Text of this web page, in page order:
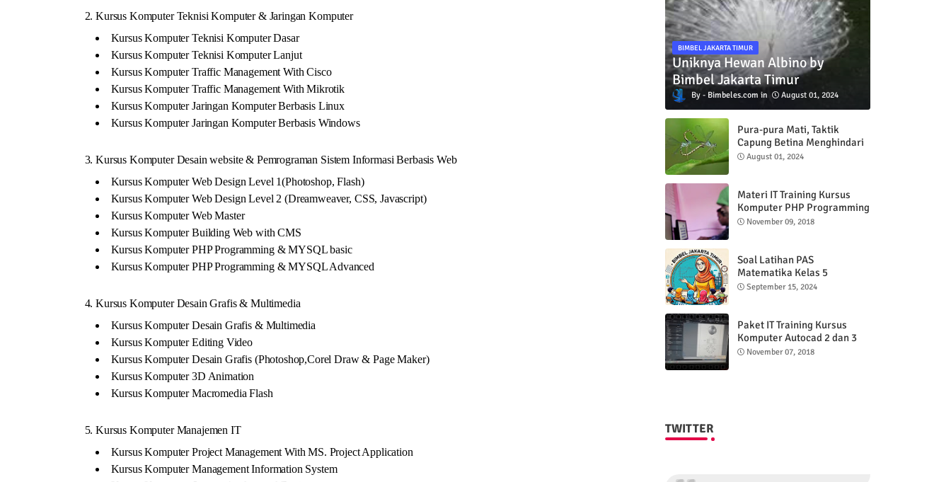
2. Kursus Komputer Teknisi Komputer & Jaringan Komputer
Kursus Komputer Teknisi Komputer Dasar
Kursus Komputer Teknisi Komputer Lanjut
Kursus Komputer Traffic Management With Cisco
Kursus Komputer Traffic Management With Mikrotik
Kursus Komputer Jaringan Komputer Berbasis Linux
Kursus Komputer Jaringan Komputer Berbasis Windows
3. Kursus Komputer Desain website & Pemrograman Sistem Informasi Berbasis Web
Kursus Komputer Web Design Level 1(Photoshop, Flash)
Kursus Komputer Web Design Level 2 (Dreamweaver, CSS, Javascript)
Kursus Komputer Web Master
Kursus Komputer Building Web with CMS
Kursus Komputer PHP Programming & MYSQL basic
Kursus Komputer PHP Programming & MYSQL Advanced
4. Kursus Komputer Desain Grafis & Multimedia
Kursus Komputer Desain Grafis & Multimedia
Kursus Komputer Editing Video
Kursus Komputer Desain Grafis (Photoshop,Corel Draw & Page Maker)
Kursus Komputer 3D Animation
Kursus Komputer Macromedia Flash
5. Kursus Komputer Manajemen IT
Kursus Komputer Project Management With MS. Project Application
Kursus Komputer Management Information System
BIMBEL JAKARTA TIMUR
Uniknya Hewan Albino by
Bimbel Jakarta Timur
Bimbeles.com August 01, 2024
Pura-pura Mati, Taktik
Capung Betina Menghindari
Pejantan
August 01, 2024
Materi IT Training Kursus
Komputer PHP Programming
& MYSQL basic
November 09, 2018
Soal Latihan PAS
Matematika Kelas 5
Semester 2
September 15, 2024
Paket IT Training Kursus
Komputer Autocad 2 dan 3
DImensi
November 07, 2018
TWITTER